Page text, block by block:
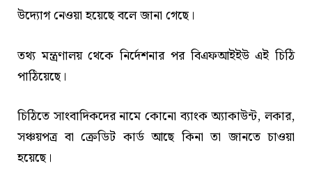
উদ্যোগ নেওয়া হয়েছে বলে জানা গেছে।
তথ্য মন্ত্রণালয় থেকে নির্দেশনার পর বিএফআইইউ এই চিঠি
পাঠিয়েছে।
চিঠিতে সাংবাদিকদের নামে কোনো ব্যাংক অ্যাকাউন্ট, লকার,
সঞ্চয়পত্র বা ক্রেডিট কার্ড আছে কিনা তা জানতে চাওয়া
হয়েছে।